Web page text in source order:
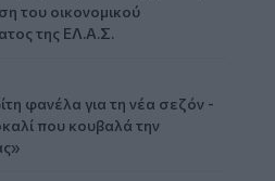
του οικονομικού
της ΕΛ.Α.Σ.
φανέλα για τη νέα σεζόν -
που κουβαλά την